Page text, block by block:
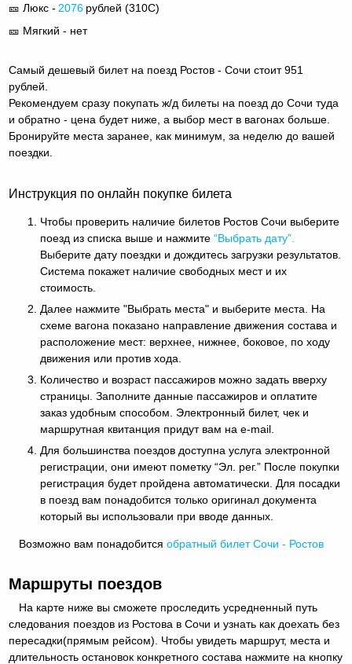
🎫 Люкс - 2076 рублей (310С)
🎫 Мягкий - нет
Самый дешевый билет на поезд Ростов - Сочи стоит 951
рублей.
Рекомендуем сразу покупать ж/д билеты на поезд до Сочи туда
и обратно - цена будет ниже, а выбор мест в вагонах больше.
Бронируйте места заранее, как минимум, за неделю до вашей
поездки.
Инструкция по онлайн покупке билета
Чтобы проверить наличие билетов Ростов Сочи выберите
поезд из списка выше и нажмите“Выбрать дату”.
Выберите дату поездки и дождитесь загрузки результатов.
Система покажет наличие свободных мест и их
стоимость.
Далее нажмите "Выбрать места" и выберите места. На
схеме вагона показано направление движения состава и
расположение мест: верхнее, нижнее, боковое, по ходу
движения или против хода.
Количество и возраст пассажиров можно задать вверху
страницы. Заполните данные пассажиров и оплатите
заказ удобным способом. Электронный билет, чек и
маршрутная квитанция придут вам на e-mail.
Для большинства поездов доступна услуга электронной
регистрации, они имеют пометку “Эл. рег.” После покупки
регистрация будет пройдена автоматически. Для посадки
в поезд вам понадобится только оригинал документа
который вы использовали при вводе данных.
Возможно вам понадобитсяобратный билет Сочи - Ростов
Маршруты поездов
На карте ниже вы сможете проследить усредненный путь
следования поездов из Ростова в Сочи и узнать как доехать без
пересадки(прямым рейсом). Чтобы увидеть маршрут, места и
длительность остановок конкретного состава нажмите на кнопку